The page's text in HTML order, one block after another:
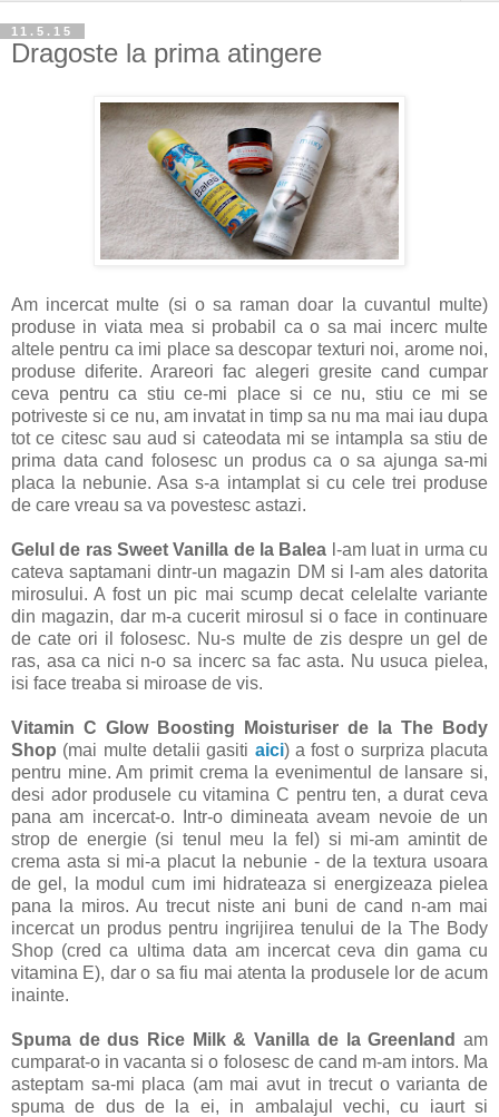
11.5.15
Dragoste la prima atingere
Am incercat multe (si o sa raman doar la cuvantul multe)
produse in viata mea si probabil ca o sa mai incerc multe
altele pentru ca imi place sa descopar texturi noi, arome noi,
produse diferite. Arareori fac alegeri gresite cand cumpar
ceva pentru ca stiu ce-mi place si ce nu, stiu ce mi se
potriveste si ce nu, am invatat in timp sa nu ma mai iau dupa
tot ce citesc sau aud si cateodata mi se intampla sa stiu de
prima data cand folosesc un produs ca o sa ajunga sa-mi
placa la nebunie. Asa s-a intamplat si cu cele trei produse
de care vreau sa va povestesc astazi.
Gelul de ras Sweet Vanilla de la Balea l-am luat in urma cu
cateva saptamani dintr-un magazin DM si l-am ales datorita
mirosului. A fost un pic mai scump decat celelalte variante
din magazin, dar m-a cucerit mirosul si o face in continuare
de cate ori il folosesc. Nu-s multe de zis despre un gel de
ras, asa ca nici n-o sa incerc sa fac asta. Nu usuca pielea,
isi face treaba si miroase de vis.
Vitamin C Glow Boosting Moisturiser de la The Body
Shop (mai multe detalii gasiti aici) a fost o surpriza placuta
pentru mine. Am primit crema la evenimentul de lansare si,
desi ador produsele cu vitamina C pentru ten, a durat ceva
pana am incercat-o. Intr-o dimineata aveam nevoie de un
strop de energie (si tenul meu la fel) si mi-am amintit de
crema asta si mi-a placut la nebunie - de la textura usoara
de gel, la modul cum imi hidrateaza si energizeaza pielea
pana la miros. Au trecut niste ani buni de cand n-am mai
incercat un produs pentru ingrijirea tenului de la The Body
Shop (cred ca ultima data am incercat ceva din gama cu
vitamina E), dar o sa fiu mai atenta la produsele lor de acum
inainte.
Spuma de dus Rice Milk & Vanilla de la Greenland am
cumparat-o in vacanta si o folosesc de cand m-am intors. Ma
asteptam sa-mi placa (am mai avut in trecut o varianta de
spuma de dus de la ei, in ambalajul vechi, cu iaurt si